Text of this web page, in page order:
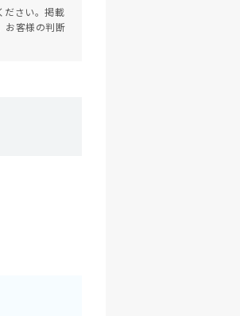
ださい。掲載
お客様の判断